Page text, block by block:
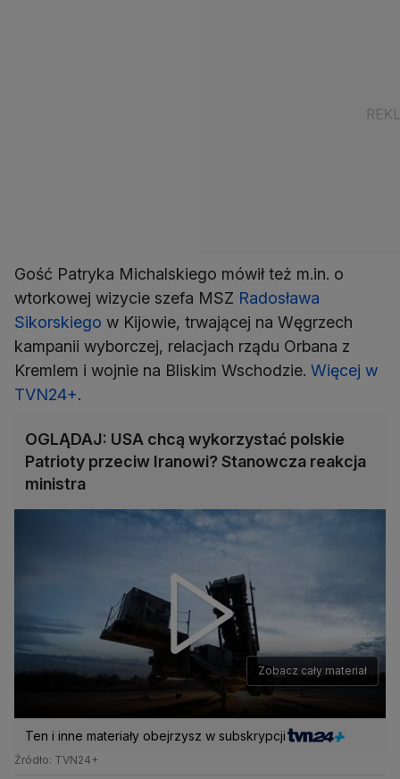
Gość Patryka Michalskiego mówił też m.in. o
wtorkowej wizycie szefa MSZ Radosława
Sikorskiego w Kijowie, trwającej na Węgrzech
kampanii wyborczej, relacjach rządu Orbana z
Kremlem i wojnie na Bliskim Wschodzie. Więcej w
TVN24+.
OGLĄDAJ: USA chcą wykorzystać polskie
Patrioty przeciw Iranowi? Stanowcza reakcja
ministra
Zobacz cały materiał
Ten i inne materiały obejrzysz w subskrypcji
Źródło: TVN24+